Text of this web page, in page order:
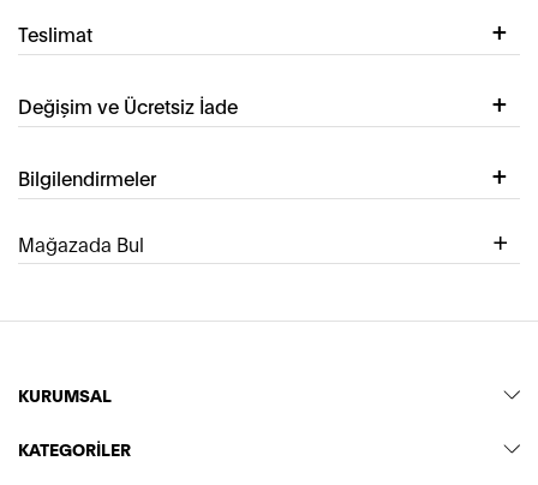
Teslimat
Değişim ve Ücretsiz İade
Bilgilendirmeler
Mağazada Bul
KURUMSAL
KATEGORİLER